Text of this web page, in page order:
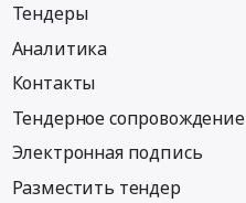
Тендеры
Аналитика
Контакты
Тендерное сопровождение
Электронная подпись
Разместить тендер